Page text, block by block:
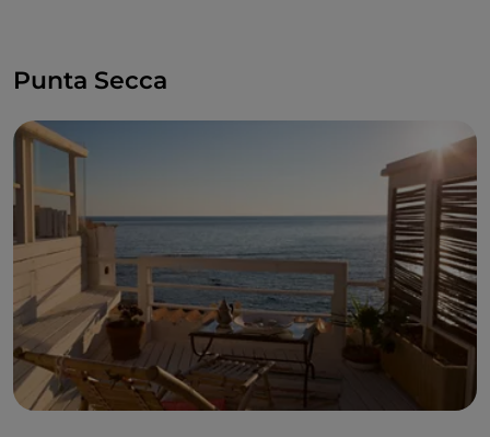
Punta Secca